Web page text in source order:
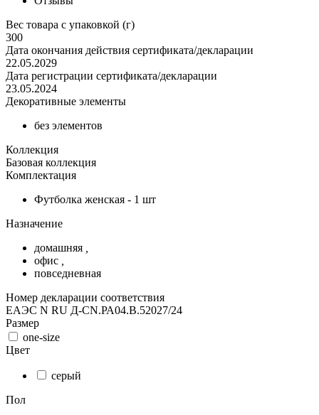
Вес товара с упаковкой (г)
300
Дата окончания действия сертификата/декларации
22.05.2029
Дата регистрации сертификата/декларации
23.05.2024
Декоративные элементы
без элементов
Коллекция
Базовая коллекция
Комплектация
Футболка женская - 1 шт
Назначение
домашняя
офис
повседневная
Номер декларации соответствия
ЕАЭС N RU Д-CN.РА04.В.52027/24
Размер
one-size
Цвет
серый
Пол